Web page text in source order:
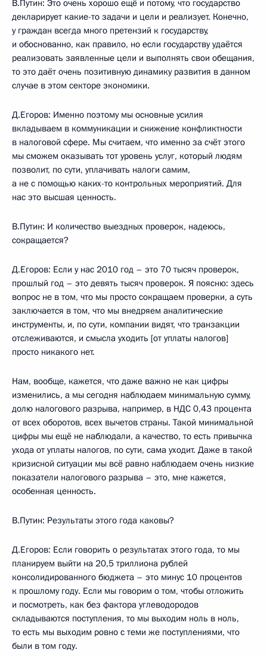
В.Путин: Это очень хорошо ещё и потому, что государство
декларирует какие-то задачи и цели и реализует. Конечно,
у граждан всегда много претензий к государству,
и обоснованно, как правило, но если государству удаётся
реализовать заявленные цели и выполнять свои обещания,
то это даёт очень позитивную динамику развития в данном
случае в этом секторе экономики.
Д.Егоров: Именно поэтому мы основные усилия
вкладываем в коммуникации и снижение конфликтности
в налоговой сфере. Мы считаем, что именно за счёт этого
мы сможем оказывать тот уровень услуг, который людям
позволит, по сути, уплачивать налоги самим,
а не с помощью каких-то контрольных мероприятий. Для
нас это высшая ценность.
В.Путин: И количество выездных проверок, надеюсь,
сокращается?
Д.Егоров: Если у нас 2010 год – это 70 тысяч проверок,
прошлый год – это девять тысяч проверок. Я поясню: здесь
вопрос не в том, что мы просто сокращаем проверки, а суть
заключается в том, что мы внедряем аналитические
инструменты, и, по сути, компании видят, что транзакции
отслеживаются, и смысла уходить [от уплаты налогов]
просто никакого нет.
Нам, вообще, кажется, что даже важно не как цифры
изменились, а мы сегодня наблюдаем минимальную сумму,
долю налогового разрыва, например, в НДС 0,43 процента
от всех оборотов, всех вычетов страны. Такой минимальной
цифры мы ещё не наблюдали, а качество, то есть привычка
ухода от уплаты налогов, по сути, сама уходит. Даже в такой
кризисной ситуации мы всё равно наблюдаем очень низкие
показатели налогового разрыва – это, мне кажется,
особенная ценность.
В.Путин: Результаты этого года каковы?
Д.Егоров: Если говорить о результатах этого года, то мы
планируем выйти на 20,5 триллиона рублей
консолидированного бюджета – это минус 10 процентов
к прошлому году. Если мы говорим о том, чтобы отложить
и посмотреть, как без фактора углеводородов
складываются поступления, то мы выходим ноль в ноль,
то есть мы выходим ровно с теми же поступлениями, что
были в том году.